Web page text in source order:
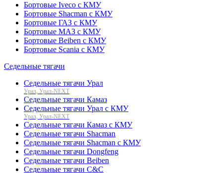
Бортовые Iveco с КМУ
Бортовые Shacman с КМУ
Бортовые ГАЗ с КМУ
Бортовые МАЗ с КМУ
Бортовые Beiben с КМУ
Бортовые Scania с КМУ
Седельные тягачи
Седельные тягачи Урал
Урал, Урал-NEXT
Седельные тягачи Камаз
Седельные тягачи Урал с КМУ
Урал, Урал-NEXT
Седельные тягачи Камаз с КМУ
Седельные тягачи Shacman
Седельные тягачи Shacman с КМУ
Седельные тягачи Dongfeng
Седельные тягачи Beiben
Седельные тягачи C&C